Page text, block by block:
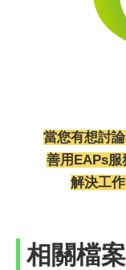
當您有想討
善用EAPs服
解決工
相關檔案